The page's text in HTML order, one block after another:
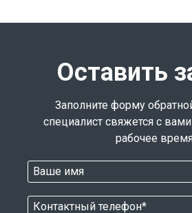
Оставить
Заполните форму
специалист свяжется с
рабочее